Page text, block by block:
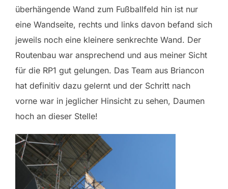
überhängende Wand zum Fußballfeld hin ist nur
eine Wandseite, rechts und links davon befand sich
jeweils noch eine kleinere senkrechte Wand. Der
Routenbau war ansprechend und aus meiner Sicht
für die RP1 gut gelungen. Das Team aus Briancon
hat definitiv dazu gelernt und der Schritt nach
vorne war in jeglicher Hinsicht zu sehen, Daumen
hoch an dieser Stelle!